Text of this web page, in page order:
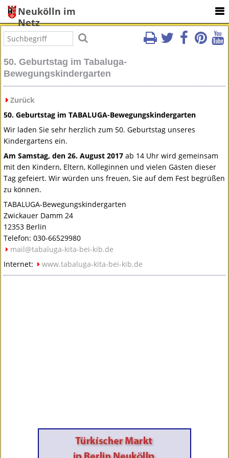
Neukölln im
Netz
50. Geburtstag im Tabaluga-
Bewegungskindergarten
Zurück
50. Geburtstag imTABALUGA-Bewegungskindergarten
Wir laden Sie sehr herzlich zum 50. Geburtstag unseres
Kindergartens ein.
Am Samstag, den 26. August 2017 ab 14 Uhr wird gemeinsam
mit den Kindern, Eltern, Kolleginnen und vielen Gästen dieser
Tag gefeiert. Wir würden uns freuen, Sie auf dem Fest begrüßen
zu können.
TABALUGA-Bewegungskindergarten
Zwickauer Damm 24
12353 Berlin
Telefon: 030-66529980
mail@tabaluga-kita-bei-kib.de
Internet:
www.tabaluga-kita-bei-kib.de